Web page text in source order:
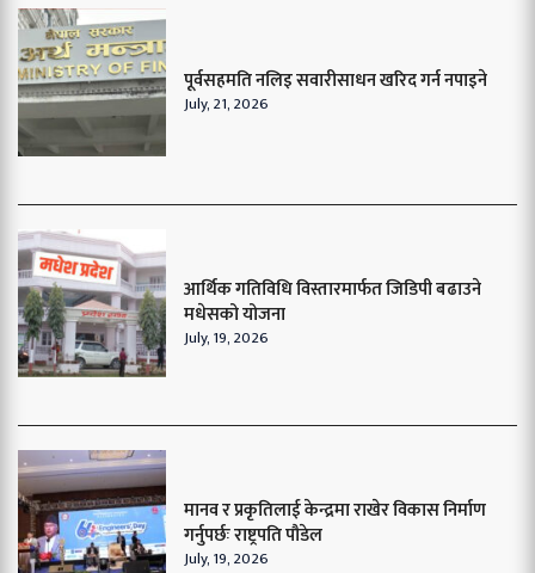
पूर्वसहमति नलिइ सवारीसाधन खरिद गर्न नपाइने
July, 21, 2026
आर्थिक गतिविधि विस्तारमार्फत जिडिपी बढाउने
मधेसको योजना
July, 19, 2026
मानव र प्रकृतिलाई केन्द्रमा राखेर विकास निर्माण
गर्नुपर्छः राष्ट्रपति पौडेल
July, 19, 2026